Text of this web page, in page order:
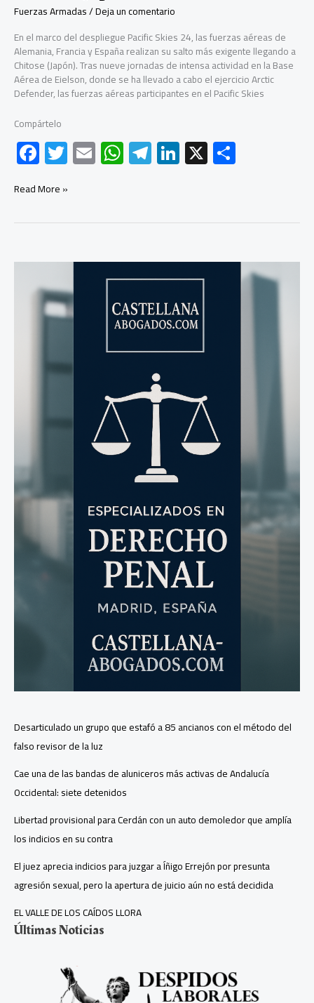
Fuerzas Armadas/Deja un comentario
En el marco del despliegue Pacific Skies 24, las fuerzas aéreas de
Alemania, Francia y España realizan su salto más exigente llegando a
Chitose (Japón). Tras nueve jornadas de intensa actividad en la Base
Aérea de Eielson, donde se ha llevado a cabo el ejercicio Arctic
Defender, las fuerzas aéreas participantes en el Pacific Skies
Compártelo
F
ac
e
b
ok
T
wi
er
E
m
W
h
s
p
p
Te
le
a
Li
nk
dI
X
p
tir
La
a
(Japón)
Read More »
Desarticulado un grupo que estafó a 85 ancianos con el método del
falso revisor de la luz
Cae una de las bandas de aluniceros más activas de Andalucía
Occidental: siete detenidos
Libertad provisional para Cerdán con un auto demoledor que amplía
los indicios en su contra
El juez aprecia indicios para juzgar a Íñigo Errejón por presunta
agresión sexual, pero la apertura de juicio aún no está decidida
EL VALLE DE LOS CAÍDOS LLORA
Últimas Noticias